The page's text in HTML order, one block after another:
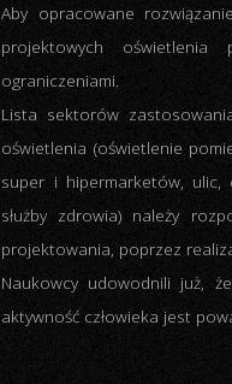
Aby opracowane
projektowych oświetlenia
ograniczeniami.
Lista sektorów
oświetlenia (oświetlenie
super i hipermarketów,
służby zdrowia) należy
projektowania, poprzez
Naukowcy udowodnili już,
aktywność człowieka jest